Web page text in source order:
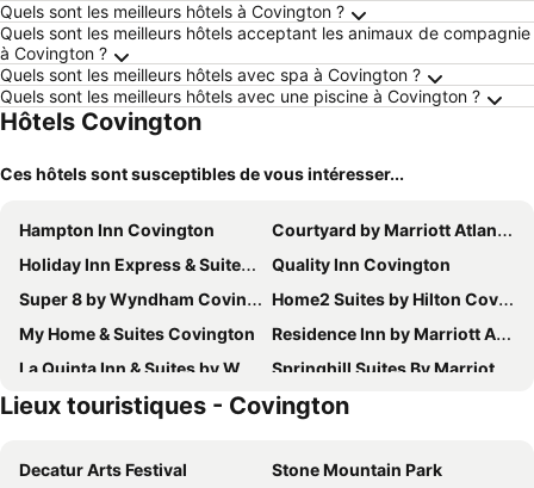
Quels sont les meilleurs hôtels à Covington ?
Quels sont les meilleurs hôtels acceptant les animaux de compagnie
à Covington ?
Quels sont les meilleurs hôtels avec spa à Covington ?
Quels sont les meilleurs hôtels avec une piscine à Covington ?
Hôtels Covington
Ces hôtels sont susceptibles de vous intéresser...
Hampton Inn Covington
Courtyard by Marriott Atlanta Covington
Holiday Inn Express & Suites Covington By Ihg
Quality Inn Covington
Super 8 by Wyndham Covington
Home2 Suites by Hilton Covington
My Home & Suites Covington
Residence Inn by Marriott Atlanta Covington
La Quinta Inn & Suites by Wyndham Covington
Springhill Suites By Marriott Atlanta Covington
Homewood Suites By Hilton Covington, Ga
The Twelve Oaks Bed & Breakfast
Covington Lodge of America
Baymont by Wyndham Covington
Lieux touristiques - Covington
Decatur Arts Festival
Stone Mountain Park